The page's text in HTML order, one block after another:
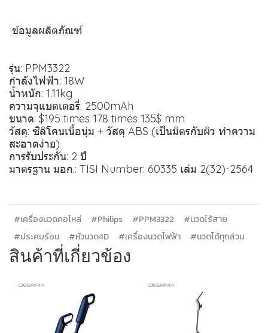
️ ข้อมูลผลิตภัณฑ์
รุ่น: PPM3322
กำลังไฟฟ้า: 18W
น้ำหนัก: 1.11kg
ความจุแบตเตอรี่: 2500mAh
ขนาด: $195 times 178 times 135$ mm
วัสดุ: ซิลิโคนเนื้อนุ่ม + วัสดุ ABS (เป็นมิตรกับผิว ทำความ
สะอาดง่าย)
การรับประกัน: 2 ปี
มาตรฐาน มอก.: TISI Number: 60335 เล่ม 2(32)-2564
#เครื่องนวดคอไหล่ #Philips #PPM3322
#นวดไร้สาย
#ประคบร้อน
#หัวนวด4D #เครื่องนวดไฟฟ้า #นวดได้ทุกส่วน
สินค้าที่เกี่ยวข้อง